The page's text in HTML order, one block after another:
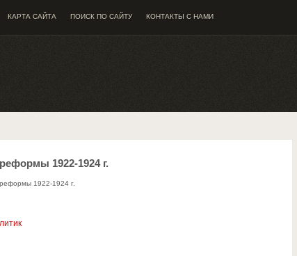
КАРТА САЙТА ПОИСК ПО САЙТУ КОНТАКТЫ С НАМИ
1922-1924 г.
1922-1924 г.